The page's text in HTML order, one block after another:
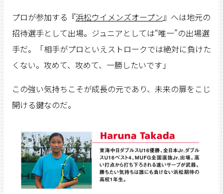
プロが参加する『浜松ウイメンズオープン』へは地元の
招待選手として出場。ジュニアとしては“唯一”の出場選
手だ。「相手がプロといえストロークでは絶対に負けた
くない。攻めて、攻めて、一勝したいです」
この強い気持ちこそが成長の元であり、未来の扉をこじ
開ける鍵なのだ。